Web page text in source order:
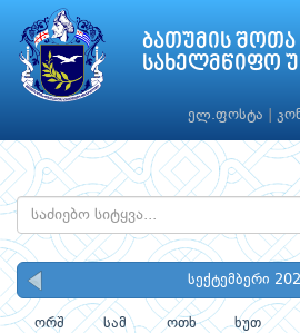
ბათუმის
სახელმწიფო
ელ.ფოსტა
სექტემბერი
ორშ სამ ოთხ ხუთ